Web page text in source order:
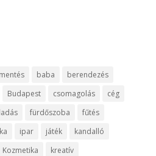
baba
berendezés
Budapest csomagolás
cég
fürdőszoba
fűtés
ipar játék
kandalló
Kozmetika
kreatív